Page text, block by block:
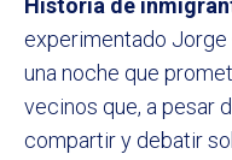
Historia de
experimentado Jorge
una noche que
vecinos que, a pesar
compartir y debatir